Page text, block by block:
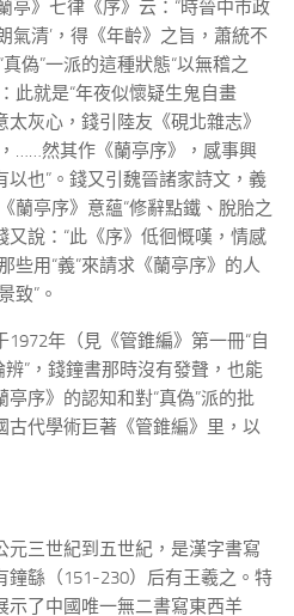
亭》七律《序》云：“時晉中市政
氣清’，得《年齡》之旨，蕭統不
偽”一派的這種狀態“以無稽之
此就是“年夜似懷疑生鬼自畫
太灰心，錢引陸友《硯北雜志》
……然其作《蘭亭序》，感事興
也”。錢又引魏晉諸家詩文，義
蘭亭序》意蘊“修辭點鐵、脫胎之
又說：“此《序》低徊慨嘆，情感
些用“義”來請求《蘭亭序》的人
致”。
年（見《管錐編》第一冊“自
辨”，錢鐘書那時沒有發聲，也能
序》的認知和對“真偽”派的批
古代學術巨著《管錐編》里，以
元三世紀到五世紀，是漢字書寫
鐘繇（151-230）后有王羲之。特
示了中國唯一無二書寫東西羊